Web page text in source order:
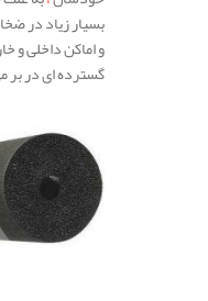
بسیار زیاد در
و اماکن داخلی و
گسترده ای در بر